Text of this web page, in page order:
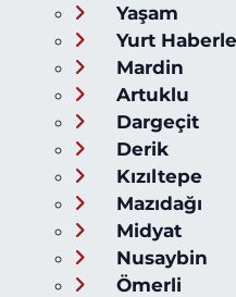
Yaşam
Yurt
Mardin
Artuklu
Dargeçit
Derik
Kızıltepe
Mazıdağı
Midyat
Nusaybin
Ömerli